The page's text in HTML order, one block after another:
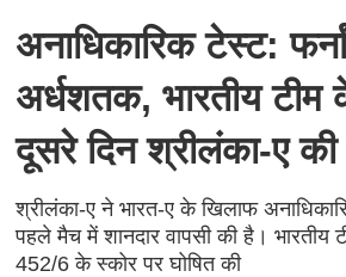
अनाधिकारिक टेस्ट:
अर्धशतक, भारतीय
दूसरे दिन श्रीलंका-ए की
श्रीलंका-ए ने भारत-ए के खिलाफ
पहले मैच में शानदार वापसी की है। भारतीय
452/6 के स्कोर पर घोषित की